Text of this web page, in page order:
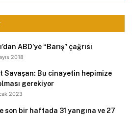
ABD’ye “Barış” çağrısı
2018
Savaşan: Bu cinayetin hepimize
gerekiyor
2023
son bir haftada 31 yangına ve 27